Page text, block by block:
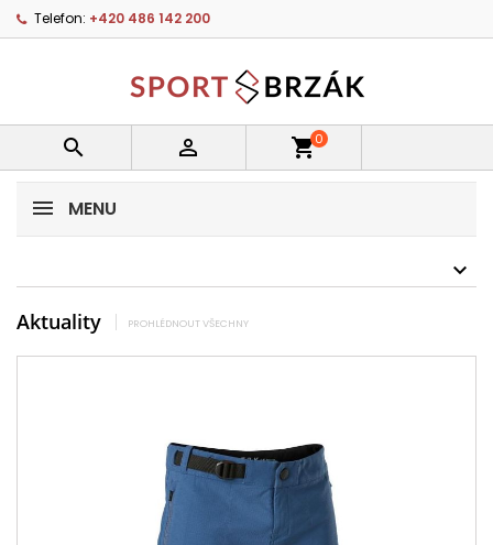
Telefon: +420 486 142 200
  shopping_cart0
MENU
Aktuality PROHLÉDNOUT VŠECHNY